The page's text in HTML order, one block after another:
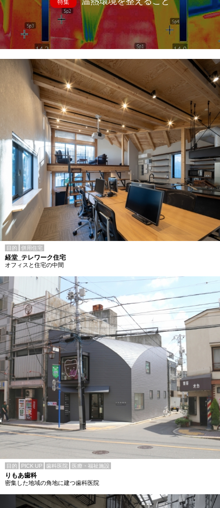
特集
目的 併用住宅
経堂_テレワーク住宅
オフィスと住宅の中間
目的 PICK UP 歯科医院 医療・福祉施設
りもあ歯科
密集した地域の角地に建つ歯科医院